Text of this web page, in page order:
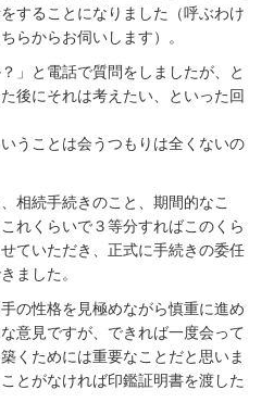
することになりました（呼ぶわけ
らからお伺いします）。
」と電話で質問をしましたが、と
後にそれは考えたい、といった回
うことは会うつもりは全くないの
相続手続きのこと、期間的なこ
れくらいで３等分すればこのくら
ていただき、正式に手続きの委任
ました。
の性格を見極めながら慎重に進め
意見ですが、できれば一度会って
くためには重要なことだと思いま
とがなければ印鑑証明書を渡した